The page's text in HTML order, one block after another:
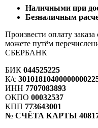
Наличными при
Безналичным
Произвести оплату
можете путём
СБЕРБАНК
БИК 044525225
К/с
ИНН 7707083893
ОКПО 00032537
КПП 773643001
№ СЧЁТА КАРТЫ